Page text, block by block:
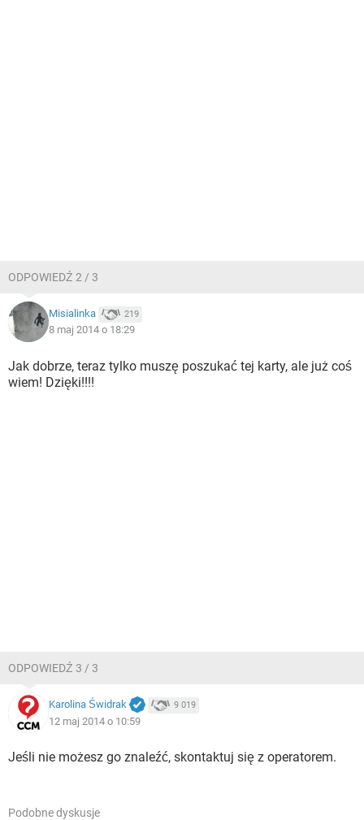
ODPOWIEDŹ 2 / 3
Misialinka 219
8 maj 2014 o 18:29
Jak dobrze, teraz tylko muszę poszukać tej karty, ale już coś
wiem! Dzięki!!!!
ODPOWIEDŹ 3 / 3
Karolina Świdrak 9 019
12 maj 2014 o 10:59
Jeśli nie możesz go znaleźć, skontaktuj się z operatorem.
Podobne dyskusje